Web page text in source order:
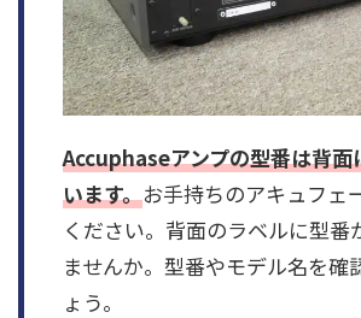
Accuphaseアンプの型番は背面
います。お手持ちのアキュフェ
ください。背面のラベルに型番
ませんか。型番やモデル名を確
ょう。